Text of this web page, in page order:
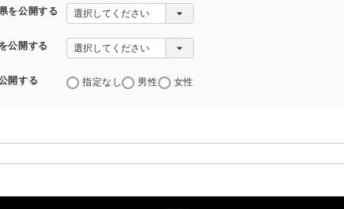
を公開する
公開する
開する 指定なし 男性 女性